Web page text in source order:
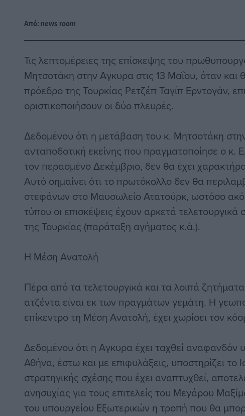
Από: news room
Τις λεπτομέρειες της επίσκεψης του
Μητσοτάκη στην Αγκυρα στις 13 Μαΐου, όταν και
πρόεδρο της Τουρκίας Ρετζέπ Ταγίπ Ερντογάν,
οριστικοποιήσουν οι δύο πλευρές.
Δεδομένου ότι η μετάβαση του κ. Μητσοτάκη
ανταποδοτική εκείνης που πραγματοποίησε ο κ.
τον περασμένο Δεκέμβριο, δεν θα έχει
Αυτό σημαίνει ότι το πρωτόκολλο δεν θα
στεφάνων στο Μαυσωλείο Ατατούρκ, ωστόσο
τύπου οι επισκέψεις έχουν αρκετά τελετουργικά
της Τουρκίας (παράταξη αγήματος κ.ά.).
Η Μέση Ανατολή
Πέρα από τα τελετουργικά και τα λοιπά
ατζέντα είναι εκ των πραγμάτων γεμάτη. Η
επίκεντρο τη Μέση Ανατολή, έχει χωρίσει τον
Δεδομένου ότι η Αγκυρα έχει ταχθεί
Αθήνα, έστω και με επιφυλάξεις, υποστηρίζει το
στρατηγικής σχέσης που έχει αναπτυχθεί,
ανησυχίας για τους επιτελείς του Μεγάρου
του υπουργείου Εξωτερικών η τροπή που θα